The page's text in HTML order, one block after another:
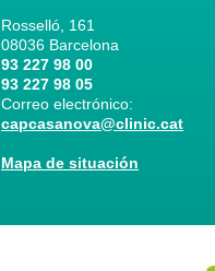
Rosselló, 161
08036 Barcelona
93 227 98 00
93 227 98 05
Correo electrónico:
capcasanova@clinic.cat
Mapa de situación